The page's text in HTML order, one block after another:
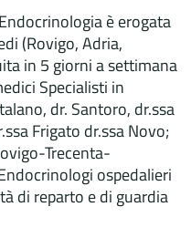
è erogata
(Rovigo, Adria,
in 5 giorni a settimana
Specialisti in
dr. Santoro, dr.ssa
Frigato dr.ssa Novo;
Trecenta-
ospedalieri
di reparto e di guardia